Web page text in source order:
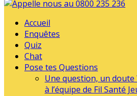
Accueil
Enquêtes
Quiz
Chat
Pose tes Questions
Une question, un doute
à l’équipe de Fil Santé